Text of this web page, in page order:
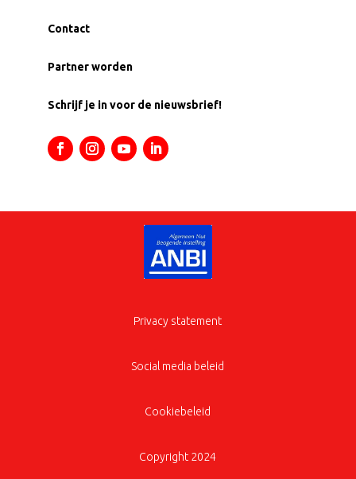
Contact
Partner worden
Schrijf je in voor de nieuwsbrief!
Privacy statement
Social media beleid
Cookiebeleid
Copyright 2024